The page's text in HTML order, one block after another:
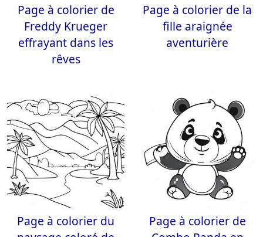
Page à colorier de
Freddy Krueger
effrayant dans les
rêves
Page à colorier de la
fille araignée
aventurière
Page à colorier du
Page à colorier de